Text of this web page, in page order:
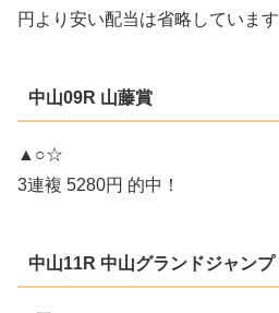
円より安い配当は省略しています
中山09R 山藤賞
▲○☆
3連複 5280円 的中！
中山11R 中山グランドジャンプ